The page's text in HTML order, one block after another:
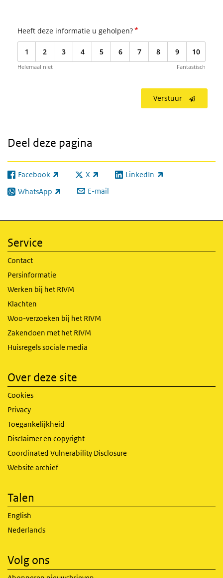
Heeft deze informatie u geholpen?*
1 2 3 4 5 6 7 8 9 10
Helemaal niet Fantastisch
Verstuur
Deel deze pagina
Facebook
(externe link) X
(externe link) LinkedIn
(externe link)
WhatsApp
(externe link) E-mail
Service
Contact
Persinformatie
Werken bij het RIVM
Klachten
Woo-verzoeken bij het RIVM
Zakendoen met het RIVM
Huisregels sociale media
Over deze site
Cookies
Privacy
Toegankelijkheid
Disclaimer en copyright
Coordinated Vulnerability Disclosure
Website archief
Talen
English
Nederlands
Volg ons